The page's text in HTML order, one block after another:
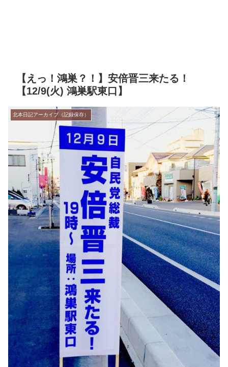
【えっ！鴻巣？！】安倍晋三来たる！
【12/9(火) 鴻巣駅東口】
北本日記アーカイブ（記録保存）